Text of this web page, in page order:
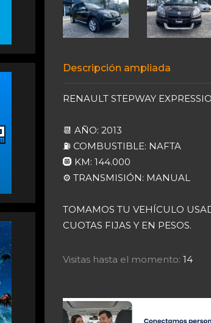
Descripción ampliada
RENAULT STEPWAY
📆 AÑO: 2013
⛽️ COMBUSTIBLE: NAFTA
🛞 KM: 144.000
⚙️ TRANSMISIÓN: MANUAL
TOMAMOS TU VEHÍCULO
CUOTAS FIJAS Y EN PESOS.
Visitas hasta el momento: 14